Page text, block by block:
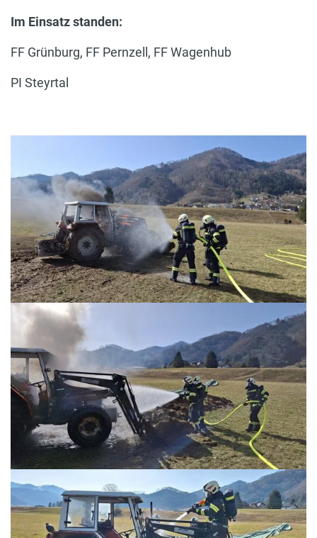
Im Einsatz standen:
FF Grünburg, FF Pernzell, FF Wagenhub
PI Steyrtal